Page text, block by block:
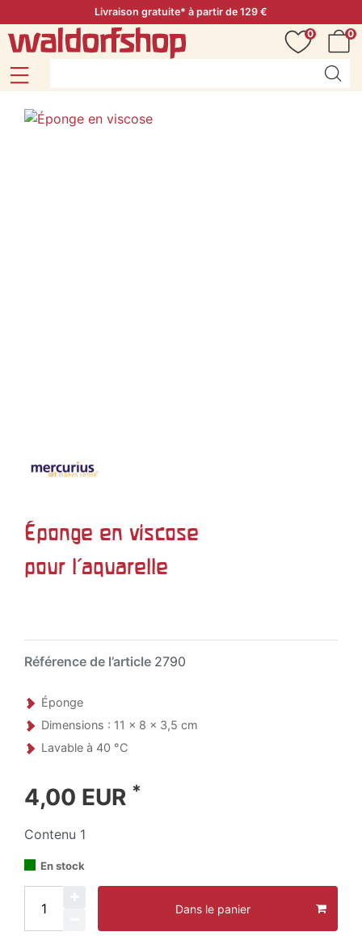
Livraison gratuite* à partir de 129 €
0
0
Éponge en viscose
pour l'aquarelle
Référence de l’article 2790
Éponge
Dimensions : 11 x 8 x 3,5 cm
Lavable à 40 °C
4,00 EUR *
Contenu 1
En stock
Dans le panier